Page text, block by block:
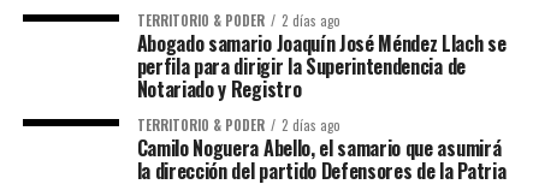
TERRITORIO & PODER 2 días ago
Abogado samario Joaquín José Méndez Llach se
perfila para dirigir la Superintendencia de
Notariado y Registro
TERRITORIO & PODER 2 días ago
Camilo Noguera Abello, el samario que asumirá
la dirección del partido Defensores de la Patria